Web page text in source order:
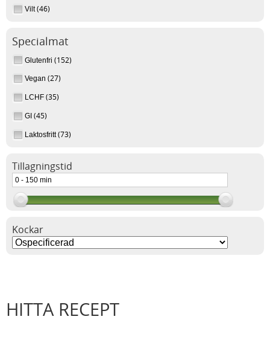
Vilt(46)
Specialmat
Glutenfri (152)
Vegan (27)
LCHF (35)
GI (45)
Laktosfritt(73)
Tillagningstid
Kockar
HITTA RECEPT